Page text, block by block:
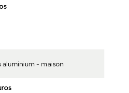
- maison